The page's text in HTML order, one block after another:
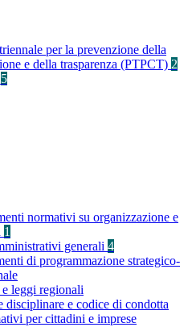
per la prevenzione della
e della trasparenza (PTPCT) 2
5
normativi su organizzazione e
1
generali 4
di programmazione strategico-
e leggi regionali
disciplinare e codice di condotta
per cittadini e imprese